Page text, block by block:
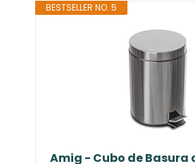
BESTSELLER NO. 5
Amig - Cubo de Basura